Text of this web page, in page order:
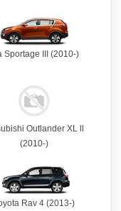
Sportage III (2010-)
Outlander XL ll
(2010-)
Rav 4 (2013-)